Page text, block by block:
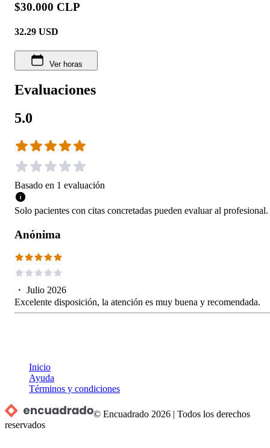
$30.000 CLP
32.29 USD
Ver horas
Evaluaciones
5.0
Basado en 1 evaluación
Solo pacientes con citas concretadas pueden evaluar al profesional.
Anónima
・ Julio 2026
Excelente disposición, la atención es muy buena y recomendada.
Inicio
Ayuda
Términos y condiciones
© Encuadrado 2026 |Todos los derechos
reservados